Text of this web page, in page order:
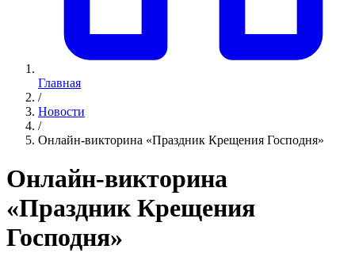
Главная
/
Новости
/
Онлайн-викторина «Праздник Крещения Господня»
Онлайн-викторина
«Праздник Крещения
Господня»